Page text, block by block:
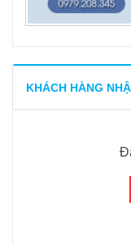
KHÁCH HÀNG